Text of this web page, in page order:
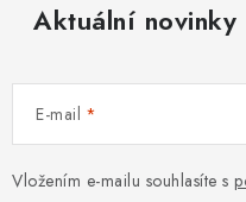
Aktuální novinky
E-mail
Vložením e-mailu souhlasíte s